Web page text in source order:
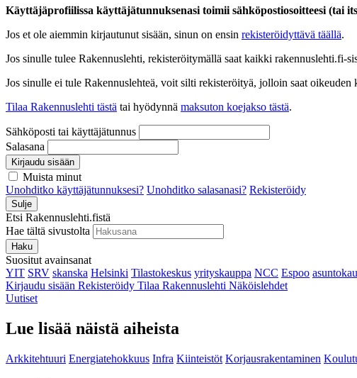
Käyttäjäprofiilissa käyttäjätunnuksenasi toimii sähköpostiosoitteesi (tai
Jos et ole aiemmin kirjautunut sisään, sinun on ensin rekisteröidyttävä täällä.
Jos sinulle tulee Rakennuslehti, rekisteröitymällä saat kaikki rakennuslehti.fi-
Jos sinulle ei tule Rakennuslehteä, voit silti rekisteröityä, jolloin saat
Tilaa Rakennuslehti tästä tai hyödynnä maksuton koejakso tästä.
Sähköposti tai käyttäjätunnus
Salasana
Kirjaudu sisään
Muista minut
Unohditko käyttäjätunnuksesi? Unohditko salasanasi? Rekisteröidy
Sulje
Etsi Rakennuslehti.fistä
Hae tältä sivustolta
Haku
Suositut avainsanat
YIT SRV skanska Helsinki Tilastokeskus yrityskauppa NCC Espoo
Kirjaudu sisään Rekisteröidy Tilaa Rakennuslehti Näköislehdet
Uutiset
Lue lisää näistä aiheista
Arkkitehtuuri Energiatehokkuus Infra Kiinteistöt Korjausrakentaminen